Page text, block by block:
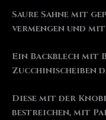
Saure Sahne mit
vermengen und mit
Ein Backblech mit
Zucchinischeiben
Diese mit der
bestreichen, mit